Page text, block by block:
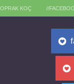
KOÇ //